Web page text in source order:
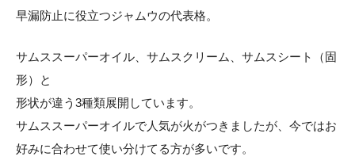
早漏防止に役立つジャムウの代表格。
サムススーパーオイル、サムスクリーム、サムスシート（固
形）と
形状が違う3種類展開しています。
サムススーパーオイルで人気が火がつきましたが、今ではお
好みに合わせて使い分けてる方が多いです。